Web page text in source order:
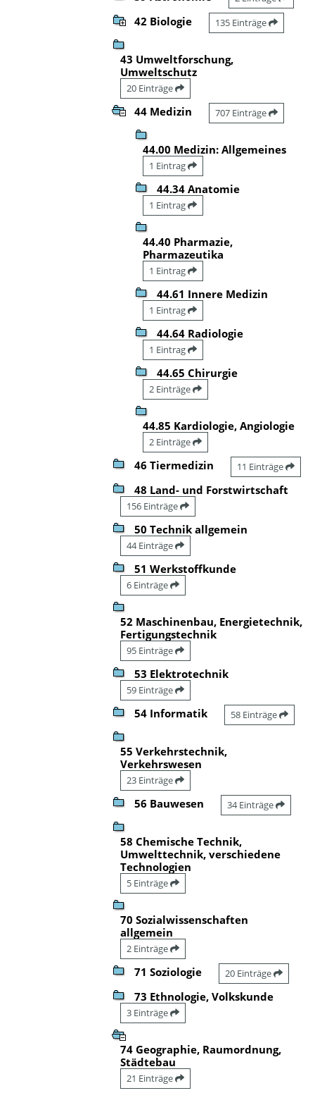
42 Biologie 135 Einträge
43 Umweltforschung,
Umweltschutz
20 Einträge
44 Medizin 707 Einträge
44.00 Medizin: Allgemeines
1 Eintrag
44.34 Anatomie
1 Eintrag
44.40 Pharmazie,
Pharmazeutika
1 Eintrag
44.61 Innere Medizin
1 Eintrag
44.64 Radiologie
1 Eintrag
44.65 Chirurgie
2 Einträge
44.85 Kardiologie, Angiologie
2 Einträge
46 Tiermedizin 11 Einträge
48 Land- und Forstwirtschaft
156 Einträge
50 Technik allgemein
44 Einträge
51 Werkstoffkunde
6 Einträge
52 Maschinenbau, Energietechnik,
Fertigungstechnik
95 Einträge
53 Elektrotechnik
59 Einträge
54 Informatik 58 Einträge
55 Verkehrstechnik,
Verkehrswesen
23 Einträge
56 Bauwesen 34 Einträge
58 Chemische Technik,
Umwelttechnik, verschiedene
Technologien
5 Einträge
70 Sozialwissenschaften
allgemein
2 Einträge
71 Soziologie 20 Einträge
73 Ethnologie, Volkskunde
3 Einträge
74 Geographie, Raumordnung,
Städtebau
21 Einträge